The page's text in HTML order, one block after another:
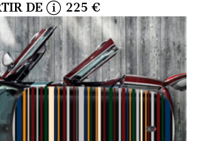
DE
i
n
f
o
225 €